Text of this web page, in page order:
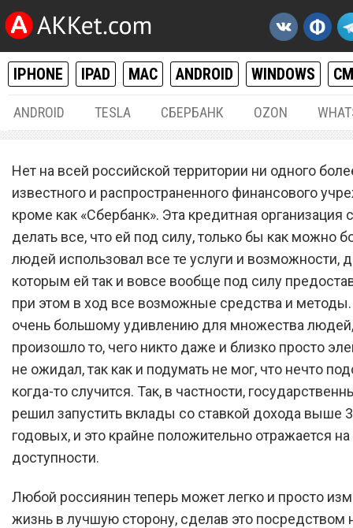
IPHONE IPAD MAC ANDROID WINDOWS
ANDROID TESLA СБЕРБАНК OZON
«Сбербанк» неожиданно
запустил вклады со
выше 30% годовых
Нет на всей российской территории ни одного
известного и распространенного финансового
кроме как «Сбербанк». Эта кредитная организация
делать все, что ей под силу, только бы как можно
людей использовал все те услуги и возможности,
которым ей так и вовсе вообще под силу
при этом в ход все возможные средства и методы.
очень большому удивлению для множества людей,
произошло то, чего никто даже и близко просто
не ожидал, так как и подумать не мог, что нечто
когда-то случится. Так, в частности,
решил запустить вклады со ставкой дохода выше
годовых, и это крайне положительно отражается на
доступности.
Любой россиянин теперь может легко и просто
жизнь в лучшую сторону, сделав это посредством